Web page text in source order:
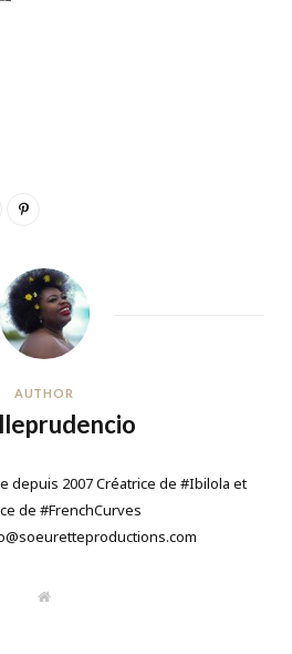
AUTHOR
depuis 2007 Créatrice de #Ibilola et
de #FrenchCurves
W